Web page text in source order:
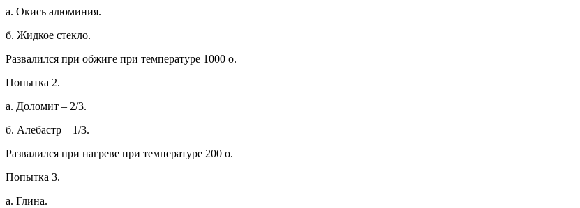
а. Окись алюминия.
б. Жидкое стекло.
Развалился при обжиге при температуре 1000 о.
Попытка 2.
а. Доломит – 2/3.
б. Алебастр – 1/3.
Развалился при нагреве при температуре 200 о.
Попытка 3.
а. Глина.